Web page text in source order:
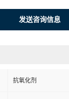
发送咨询信息
抗氧化剂